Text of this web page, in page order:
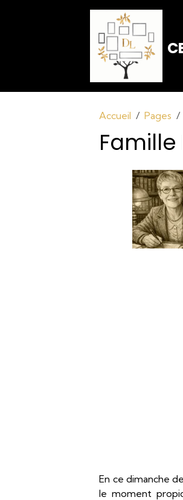
Accueil Pages
Famille
En ce dimanche
le moment